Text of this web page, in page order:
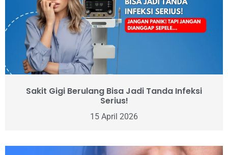
Sakit Gigi Berulang Bisa Jadi Tanda Infeksi
Serius!
15 April 2026